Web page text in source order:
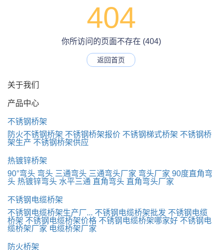
404
你所访问的页面不存在 (404)
返回首页
关于我们
产品中心
不锈钢桥架
防火不锈钢桥架 不锈钢桥架报价 不锈钢梯式桥架 不锈钢桥
架生产 不锈钢桥架供应
热镀锌桥架
90°弯头 弯头 三通弯头 三通弯头厂家 弯头厂家 90度直角弯
头 热镀锌弯头 水平三通 直角弯头 直角弯头厂家
不锈钢电缆桥架
不锈钢电缆桥架生产厂... 不锈钢电缆桥架批发 不锈钢电缆
桥架 不锈钢电缆桥架价格 不锈钢电缆桥架哪家好 不锈钢电
缆桥架厂家 电缆桥架厂家
防火桥架